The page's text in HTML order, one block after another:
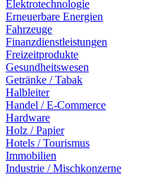
Elektrotechnologie
Erneuerbare Energien
Fahrzeuge
Finanzdienstleistungen
Freizeitprodukte
Gesundheitswesen
Getränke / Tabak
Halbleiter
Handel / E-Commerce
Hardware
Holz / Papier
Hotels / Tourismus
Immobilien
Industrie / Mischkonzerne